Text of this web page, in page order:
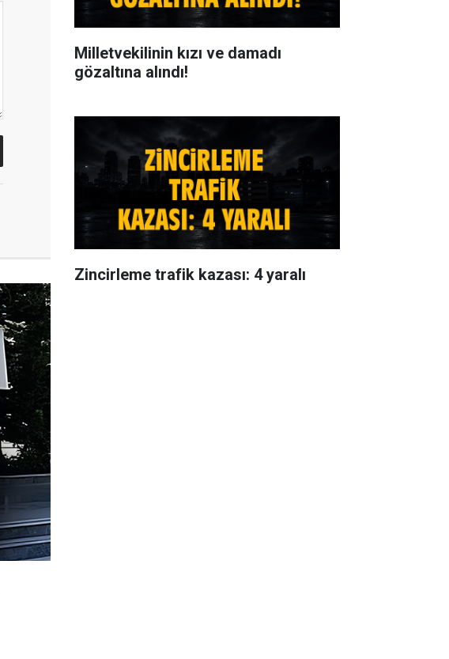
Milletvekilinin kızı ve damadı
gözaltına alındı!
Zincirleme trafik kazası: 4 yaralı